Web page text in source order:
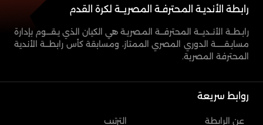
رابطة الأنديـة المحترفـة المصريــة لكرة القدم
رابـطــة الأنــديـــة المحترفـــة المـصريـة هي الكيان الذي يـقــــوم بإدارة
مسابـقـــــــة الدوري المصري الممتاز، ومسابقة كأس رابطـــة الأندية
المحترفة المصرية.
روابط سريعة
عن الرابطة الترتيب